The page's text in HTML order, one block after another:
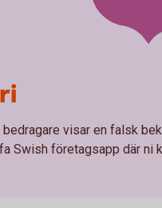
visar en falsk
Swish företagsapp där ni